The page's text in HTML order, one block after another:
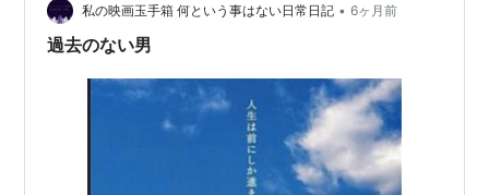
私の映画玉手箱 何という事はない日常日記 • 6ヶ月前
過去のない男